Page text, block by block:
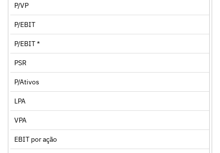
P/VP
P/EBIT
P/EBIT *
PSR
P/Ativos
LPA
VPA
EBIT por ação